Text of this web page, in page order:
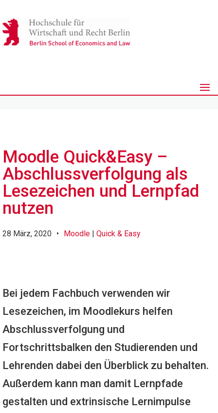
Moodle Quick&Easy –
Abschlussverfolgung als
Lesezeichen und Lernpfad
nutzen
28 März, 2020 • Moodle | Quick & Easy
Bei jedem Fachbuch verwenden wir
Lesezeichen, im Moodlekurs helfen
Abschlussverfolgung und
Fortschrittsbalken den Studierenden und
Lehrenden dabei den Überblick zu behalten.
Außerdem kann man damit Lernpfade
gestalten und extrinsische Lernimpulse